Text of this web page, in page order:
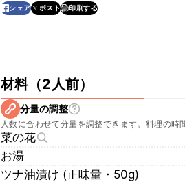
シェア ポスト 印刷する
材料（2人前）
分量の調整
人数に合わせて分量を調整できます。料理の時
菜の花
お湯
ツナ油漬け (正味量・50g)